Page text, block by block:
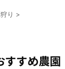
り >
すすめ農